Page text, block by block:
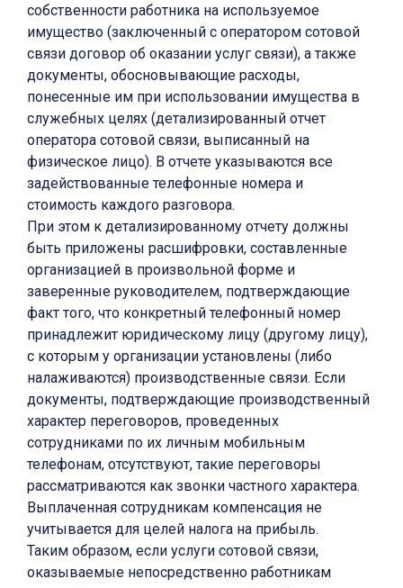
собственности работника на используемое
имущество (заключенный с оператором сотовой
связи договор об оказании услуг связи), а также
документы, обосновывающие расходы,
понесенные им при использовании имущества в
служебных целях (детализированный отчет
оператора сотовой связи, выписанный на
физическое лицо). В отчете указываются все
задействованные телефонные номера и
стоимость каждого разговора.
При этом к детализированному отчету должны
быть приложены расшифровки, составленные
организацией в произвольной форме и
заверенные руководителем, подтверждающие
факт того, что конкретный телефонный номер
принадлежит юридическому лицу (другому лицу),
с которым у организации установлены (либо
налаживаются) производственные связи. Если
документы, подтверждающие производственный
характер переговоров, проведенных
сотрудниками по их личным мобильным
телефонам, отсутствуют, такие переговоры
рассматриваются как звонки частного характера.
Выплаченная сотрудникам компенсация не
учитывается для целей налога на прибыль.
Таким образом, если услуги сотовой связи,
оказываемые непосредственно работникам